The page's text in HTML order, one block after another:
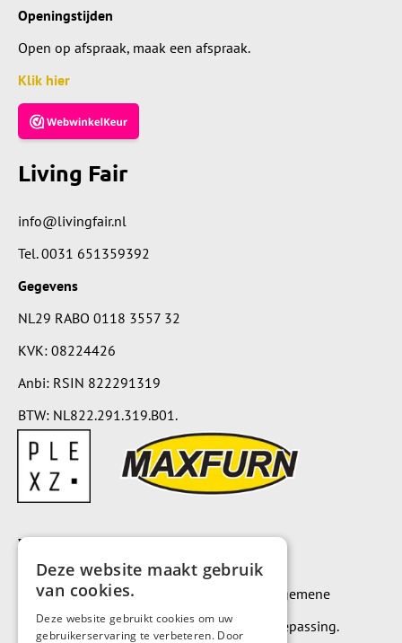
Openingstijden
Open op afspraak, maak een afspraak.
Klik hier
Living Fair
info@livingfair.nl
Tel.0031 651359392
Gegevens
NL29 RABO 0118 3557 32
KVK: 08224426
Anbi: RSIN 822291319
BTW: NL822.291.319.B01.
Voorwaarden
Op alle leveringen en diensten zijn onze algemene
leverings- en betalingsvoorwaarden van toepassing.
Deze website maakt gebruik
van cookies.
Deze website gebruikt cookies om uw
gebruikerservaring te verbeteren. Door